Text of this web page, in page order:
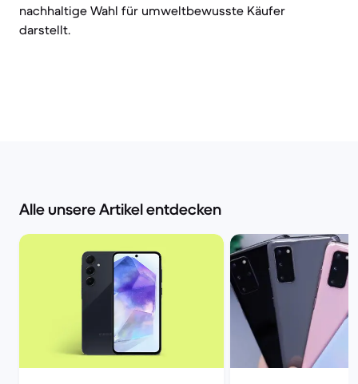
nachhaltige Wahl für umweltbewusste Käufer
darstellt.
Alle unsere Artikel entdecken